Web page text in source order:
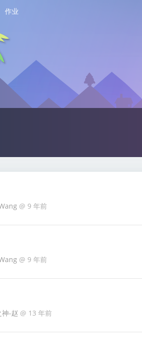
作业
@ 9 年前
@ 9 年前
神-赵 @ 13 年前